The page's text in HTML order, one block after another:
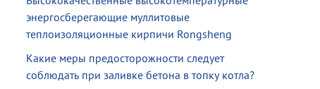
энергосберегающие муллитовые
теплоизоляционные кирпичи Rongsheng
Какие меры предосторожности следует
соблюдать при заливке бетона в топку котла?